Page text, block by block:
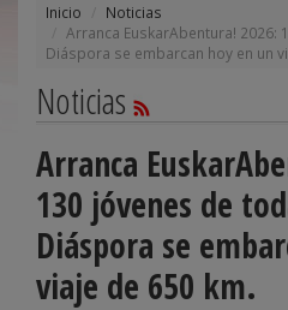
Inicio
Noticias
Arranca EuskarAbentura! 2026:
Diáspora se embarcan hoy en un
Noticias
Arranca
130 jóvenes de
Diáspora se
viaje de 650 km.